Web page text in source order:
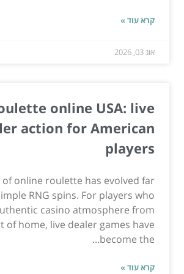
קרא עוד »
אוג 03, 2026
online USA: live
action for American
players
online roulette has evolved far
RNG spins. For players who
casino atmosphere from
of home, live dealer games have
become the...
קרא עוד »